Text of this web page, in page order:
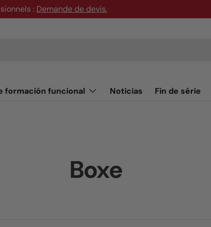
: Demande de devis.
formación funcional Noticias Fin de série
Boxe